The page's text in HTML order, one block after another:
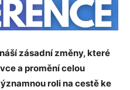
zásadní změny, které
a promění celou
roli na cestě ke